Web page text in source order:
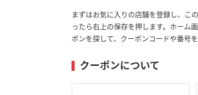
まずはお気に入りの店舗を登録し、こ
ったら右上の保存を押します。ホーム
ポンを探して、クーポンコードや番号
クーポンについて